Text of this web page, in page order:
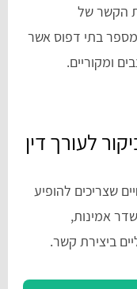
הקשר של
בתי דפוס אשר
ומקוריים.
לעורך דין
שצריכים להופיע
אמינות,
ביצירת קשר.